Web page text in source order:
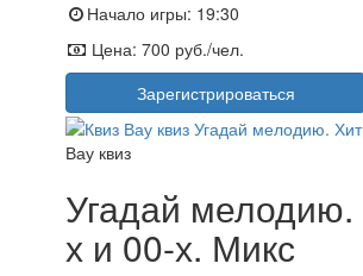
Начало игры: 19:30
Цена: 700 руб./чел.
Зарегистрироваться
Вау квиз
Угадай
х и 00-х. Микс